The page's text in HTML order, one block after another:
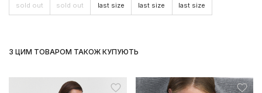
sold out
sold out
last size
last size
last size
З ЦИМ ТОВАРОМ ТАКОЖ КУПУЮТЬ